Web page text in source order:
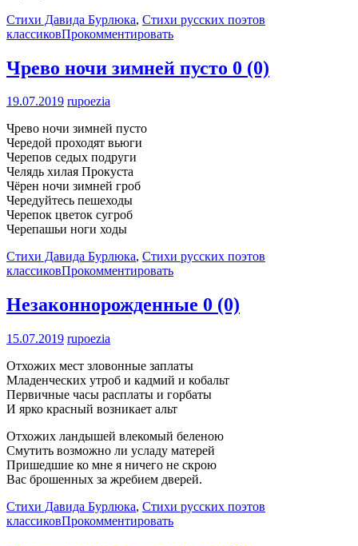
Стихи Давида Бурлюка, Стихи русских поэтов
классиковПрокомментировать
Чрево ночи зимней пусто 0 (0)
19.07.2019 rupoezia
Чрево ночи зимней пусто
Чередой проходят вьюги
Черепов седых подруги
Челядь хилая Прокуста
Чёрен ночи зимней гроб
Чередуйтесь пешеходы
Черепок цветок сугроб
Черепашьи ноги ходы
Стихи Давида Бурлюка, Стихи русских поэтов
классиковПрокомментировать
Незаконнорожденные 0 (0)
15.07.2019 rupoezia
Отхожих мест зловонные заплаты
Младенческих утроб и кадмий и кобальт
Первичные часы расплаты и горбаты
И ярко красный возникает альт
Отхожих ландышей влекомый беленою
Смутить возможно ли усладу матерей
Пришедшие ко мне я ничего не скрою
Вас брошенных за жребием дверей.
Стихи Давида Бурлюка, Стихи русских поэтов
классиковПрокомментировать